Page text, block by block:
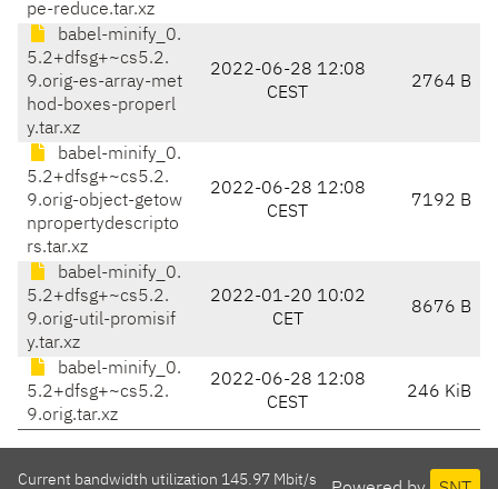
pe-reduce.tar.xz
babel-minify_0.
5.2+dfsg+~cs5.2.
9.orig-es-array-met
hod-boxes-properl
y.tar.xz
2022-06-28 12:08
CEST
2764 B
babel-minify_0.
5.2+dfsg+~cs5.2.
9.orig-object-getow
npropertydescripto
rs.tar.xz
2022-06-28 12:08
CEST
7192 B
babel-minify_0.
5.2+dfsg+~cs5.2.
9.orig-util-promisif
y.tar.xz
2022-01-20 10:02
CET
8676 B
babel-minify_0.
5.2+dfsg+~cs5.2.
9.orig.tar.xz
2022-06-28 12:08
CEST
246 KiB
Current bandwidth utilization 145.97 Mbit/s